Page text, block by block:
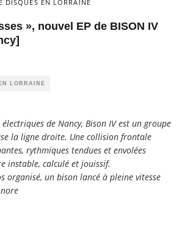
DISQUES EN LORRAINE
», nouvel EP de BISON IV
LORRAINE
de Nancy, Bison IV est un groupe
la ligne droite. Une collision frontale
rythmiques tendues et envolées
instable, calculé et jouissif.
organisé, un bison lancé à pleine vitesse